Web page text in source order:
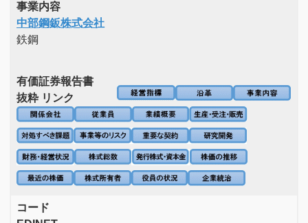
事業内容
中部鋼鈑株式会社
鉄鋼
有価証券報告書
抜粋 リンク
コード